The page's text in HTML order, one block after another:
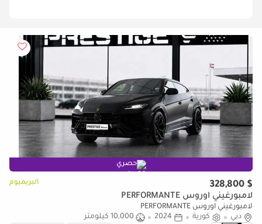
حصري
$ 328,800 البريميوم
لامبورغيني اوروس PERFORMANTE
لامبورغيني اوروس PERFORMANTE
دبي
كورية 2024
10,000 كيلومتر